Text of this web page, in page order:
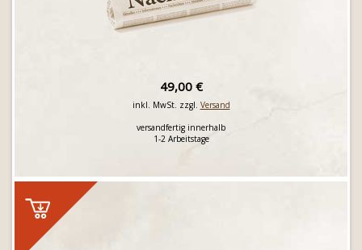
49,00 €
inkl. MwSt. zzgl. Versand
versandfertig innerhalb
1-2 Arbeitstage